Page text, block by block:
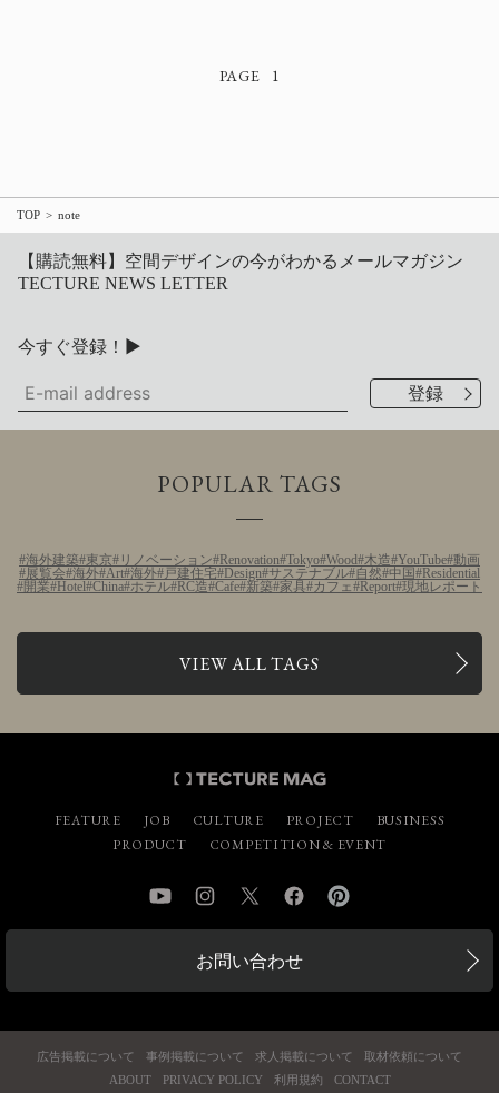
1
TOP note
【購読無料】空間デザインの今がわかるメールマガジン
TECTURE NEWS LETTER
今すぐ登録！▶
POPULAR TAGS
海外建築 東京 リノベーション Renovation Tokyo Wood 木造 YouTube 動画
展覧会 海外 Art 海外 戸建住宅 Design サステナブル 自然 中国
Residential
開業
Hotel China ホテル RC造 Cafe 新築 家具 カフェ Report 現地レポート
VIEW ALL TAGS
FEATURE JOB CULTURE PROJECT
BUSINESS
PRODUCT
COMPETITION & EVENT
YouTube InstagramTwitter Facebook
お問い合わせ
広告掲載について 事例掲載について 求人掲載について
取材依頼について
ABOUT
PRIVACY POLICY 利用規約 CONTACT